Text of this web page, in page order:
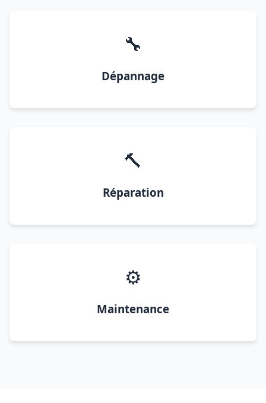
🔧
Dépannage
🔨
Réparation
⚙️
Maintenance